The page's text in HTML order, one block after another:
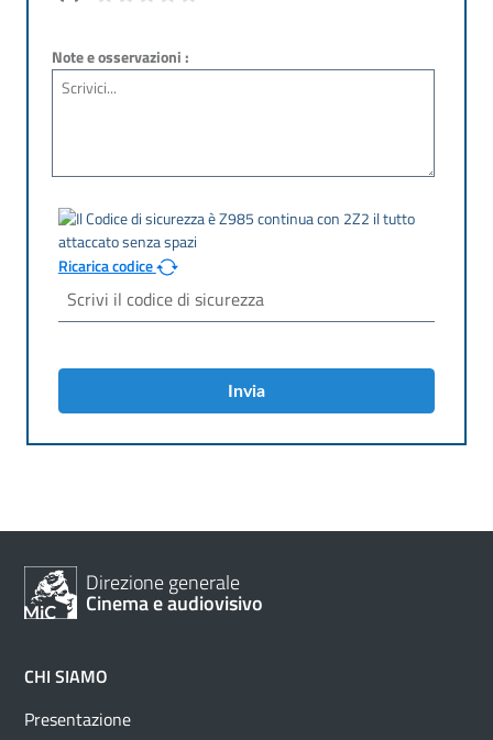
Note e osservazioni :
Ricarica codice
Invia
Direzione generale
Cinema e audiovisivo
CHI SIAMO
Presentazione